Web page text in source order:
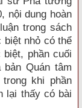
nội dung hoàn
trong sách
biệt nhỏ có thể
phần cuối
Quán tâm
khi phần
lại thấy có bài